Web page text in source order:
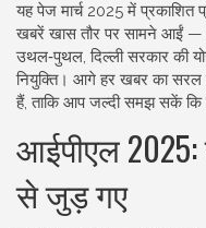
यह पेज मार्च 2025 में प्रकाशित
खबरें खास तौर पर सामने आईं —
उथल‑पुथल, दिल्ली सरकार की
नियुक्ति। आगे हर खबर का सरल
हैं, ताकि आप जल्दी समझ सकें कि
आईपीएल 2025:
से जुड़ गए